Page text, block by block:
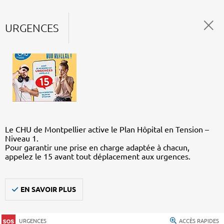
URGENCES
Le CHU de Montpellier active le Plan Hôpital en Tension –
Niveau 1.
Pour garantir une prise en charge adaptée à chacun,
appelez le 15 avant tout déplacement aux urgences.
EN SAVOIR PLUS
URGENCES ACCÈS RAPIDES